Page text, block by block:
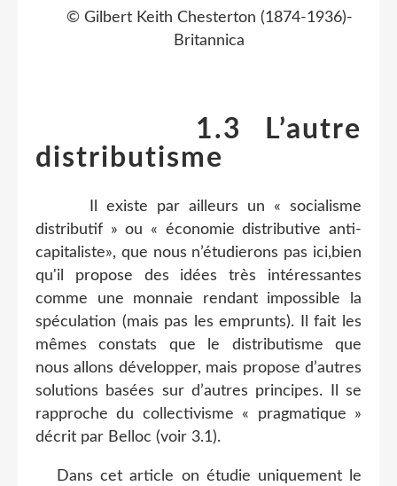
© Gilbert Keith Chesterton (1874-1936)-
Britannica
1.3 L’autre
distributisme
Il existe par ailleurs un « socialisme
distributif » ou « économie distributive anti-
capitaliste», que nous n’étudierons pas ici,bien
qu'il propose des idées très intéressantes
comme une monnaie rendant impossible la
spéculation (mais pas les emprunts). Il fait les
mêmes constats que le distributisme que
nous allons développer, mais propose d’autres
solutions basées sur d’autres principes. Il se
rapproche du collectivisme « pragmatique »
décrit par Belloc (voir 3.1).
Dans cet article on étudie uniquement le